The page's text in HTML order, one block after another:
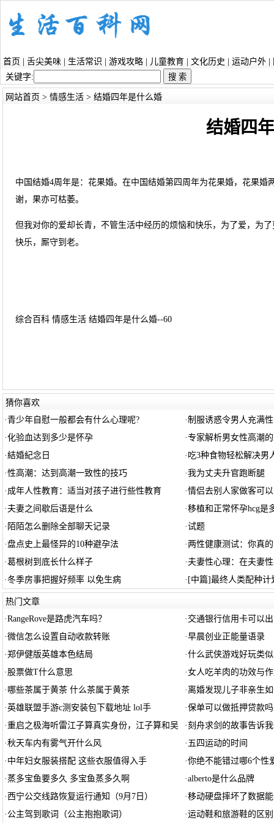
首页 舌尖美味 生活常识 游戏攻略 儿童教育 文化历史 运动户外
关键字:
网站首页 > 情感生活> 结婚四年是什么婚
结婚四
中国结婚4周年是：花果婚。在中国结婚第四周年为花果婚，花果
谢，果亦可枯萎。
但我对你的爱却长青，不管生活中经历的烦恼和快乐，为了爱，为
快乐，厮守到老。
综合百科 情感生活 结婚四年是什么婚--60
猜你喜欢
·青少年自慰一般都会有什么心理呢? ·制服诱惑令男人充满
·化验血达到多少是怀孕 ·专家解析男女性高潮
·結婚紀念日 · 吃3种食物轻松解决男
·性高潮：达到高潮一致性的技巧 ·我为丈夫升官跑断腿
· 成年人性教育：适当对孩子进行些性教育 ·情侣去别人家做客可
· 夫妻之间歇后语是什么 ·移植和正常怀孕hcg是
· 陌陌怎么删除全部聊天记录 ·试题
·盘点史上最怪异的10种避孕法 · 两性健康测试：你真
·葛根树到底长什么样子 · 夫妻性心理：在夫妻
·冬季房事把握好频率 以免生病 · [中篇]最终人类配种计
热门文章
·RangeRove是路虎汽车吗？ · 交通银行信用卡可以
·微信怎么设置自动收款转账 ·早晨创业正能量语录
·郑伊健版英雄本色结局 ·什么武侠游戏好玩类
· 股票做T什么意思 ·女人吃羊肉的功效与
· 哪些茶属于黄茶 什么茶属于黄茶 · 离婚发现儿子非亲生
·英雄联盟手游c测安装包下载地址 lol手 ·保单可以做抵押贷款吗
·重启之极海听雷江子算真实身份，江子算和吴 ·刻舟求剑的故事告诉
·秋天车内有雾气开什么风 · 五四运动的时间
· 中年妇女服装搭配 这些衣服值得入手 ·你绝不能错过哪6个性
· 蒸多宝鱼要多久 多宝鱼蒸多久啊 ·alberto是什么品牌
· 西宁公交线路恢复运行通知（9月7日） ·移动硬盘摔坏了数据
· 公主驾到歌词（公主抱抱歌词） ·运动鞋和旅游鞋的区别